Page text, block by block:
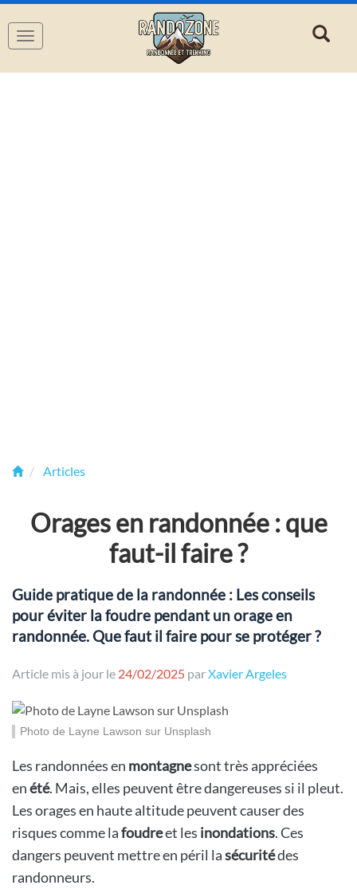
Navigation
Articles
Orages en randonnée : que
faut-il faire ?
Guide pratique de la randonnée : Les conseils
pour éviter la foudre pendant un orage en
randonnée. Que faut il faire pour se protéger ?
Article mis à jour le 24/02/2025 parXavier Argeles
Photo de Layne Lawson sur Unsplash
Les randonnées en montagnesont très appréciées
enété. Mais, elles peuvent être dangereuses si il pleut.
Les orages en haute altitude peuvent causer des
risques comme lafoudreet les inondations. Ces
dangers peuvent mettre en péril lasécuritédes
randonneurs.